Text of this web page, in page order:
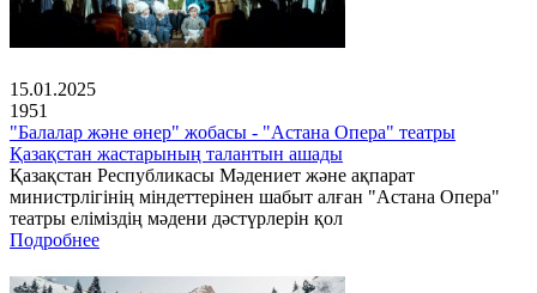
15.01.2025
1951
"Балалар және өнер" жобасы - "Астана Опера" театры
Қазақстан жастарының талантын ашады
Қазақстан Республикасы Мәдениет және ақпарат
министрлігінің міндеттерінен шабыт алған "Астана Опера"
театры еліміздің мәдени дәстүрлерін қол
Подробнее